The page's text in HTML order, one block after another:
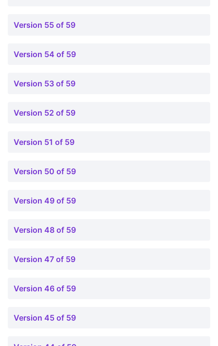
Version 55 of 59
Version 54 of 59
Version 53 of 59
Version 52 of 59
Version 51 of 59
Version 50 of 59
Version 49 of 59
Version 48 of 59
Version 47 of 59
Version 46 of 59
Version 45 of 59